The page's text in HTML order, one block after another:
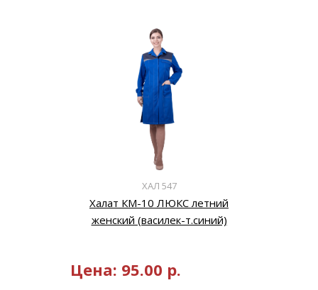
ХАЛ 547
Халат КМ-10 ЛЮКС летний
женский (василек-т.синий)
Цена: 95.00 р.